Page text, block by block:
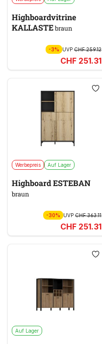
Highboardvitrine
KALLASTEbraun
-3% UVP CHF 259.12
CHF 251.31
Werbepreis Auf Lager
Highboard ESTEBAN
braun
-30% UVP CHF 363.11
CHF 251.31
Auf Lager